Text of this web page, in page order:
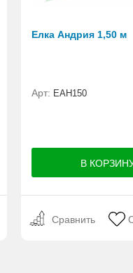
Елка Андрия 1,50 м
Арт: ЕАН150
Сравнить